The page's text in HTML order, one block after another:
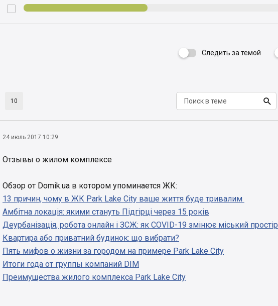

Следить за темой
10 
24 июль 2017 10:29
Отзывы о жилом комплексе
Обзор от Domik.ua в котором упоминается ЖК:
13 причин, чому в ЖК Park Lake City ваше життя буде тривалим
Амбітна локація: якими стануть Підгірці через 15 років
Деурбанізація, робота онлайн і ЗСЖ: як COVID-19 змінює міський простір
Квартира або приватний будинок: що вибрати?
Пять мифов о жизни за городом на примере Park Lake City
Итоги года от группы компаний DIM
Преимущества жилого комплекса Park Lake City